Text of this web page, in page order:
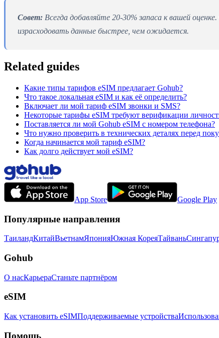
Совет: Всегда добавляйте 20-30% запаса к вашей
израсходовать данные быстрее, чем ожидается.
Related guides
Какие типы тарифов eSIM предлагает Gohub?
Что такое локальная eSIM и как её определить?
Включает ли мой тариф eSIM звонки и SMS?
Некоторые тарифы eSIM требуют верификации
Поставляется ли мой Gohub eSIM с номером телефона?
Что нужно проверить в технических деталях перед
Когда начинается мой тариф eSIM?
Как долго действует мой eSIM?
App Store Google Play
Популярные направления
ТаиландКитайВьетнамЯпонияЮжная КореяТайвань
Gohub
О насКарьераСтаньте партнёром
eSIM
Как установить eSIMПоддерживаемые устройства
Помощь